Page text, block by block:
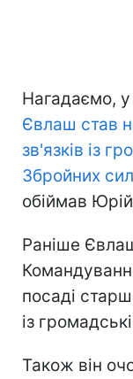
Нагадаємо, у
Євлаш став
зв'язків із
Збройних
обіймав Юрій
Раніше
посаді
із
Також він